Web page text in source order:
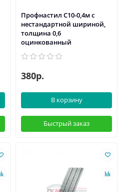
Профнастил С10-0,4м с
нестандартной шириной,
толщина 0,6
оцинкованный
380р.
В корзину
Быстрый заказ